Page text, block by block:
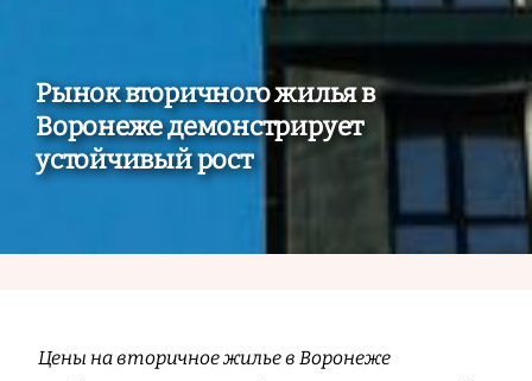
Рынок вторичного жилья в
Воронеже демонстрирует
устойчивый рост
Цены на вторичное жилье в Воронеже